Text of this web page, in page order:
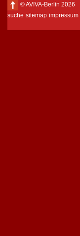
© AVIVA-Berlin 2026
suche sitemap impressum